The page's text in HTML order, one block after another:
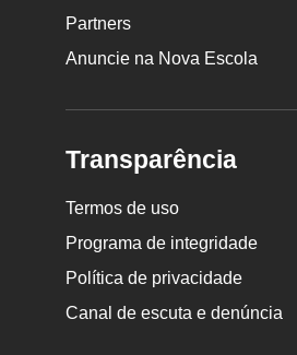
Partners
Anuncie na Nova Escola
Transparência
Termos de uso
Programa de integridade
Política de privacidade
Canal de escuta e denúncia